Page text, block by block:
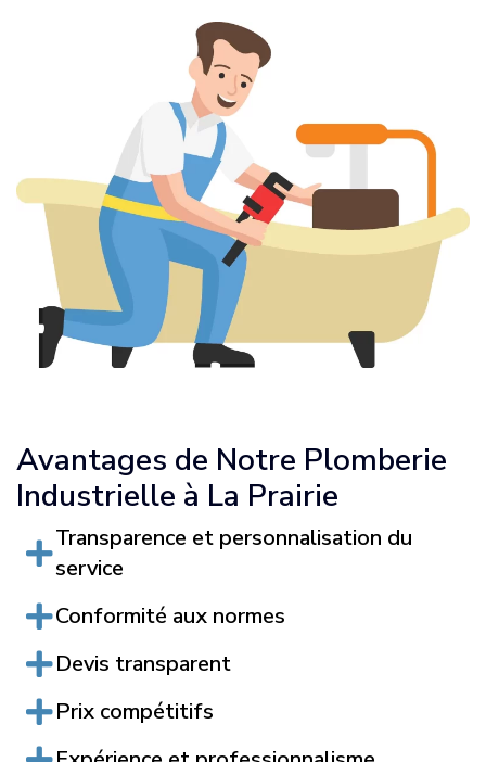
Avantages de Notre Plomberie
Industrielle à La Prairie
Transparence et personnalisation du
service
Conformité aux normes
Devis transparent
Prix compétitifs